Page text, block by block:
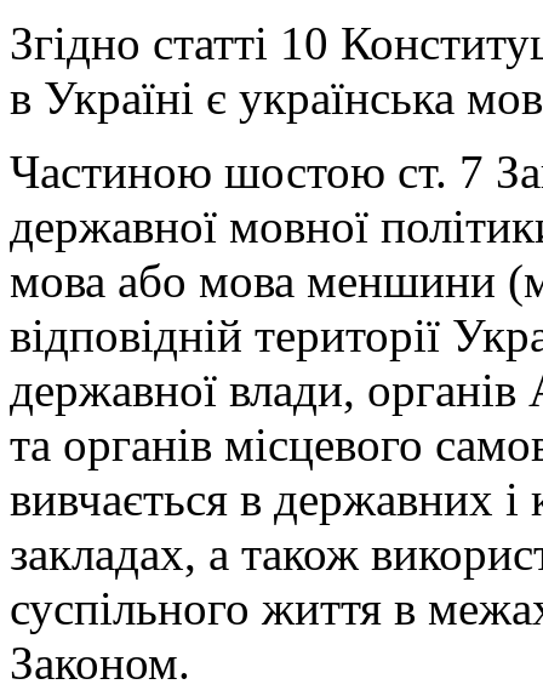
Згідно статті 10
в Україні є українська
Частиною шостою ст. 7
державної мовної
мова або мова меншини
відповідній території
державної влади,
та органів місцевого
вивчається в державних
закладах, а також
суспільного життя в
Законом.